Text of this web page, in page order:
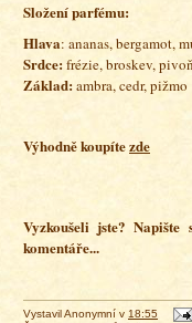
Složení parfému:
Hlava: ananas, bergamot,
Srdce: frézie, broskev,
Základ:ambra, cedr, pižmo
Výhodně koupítezde
Vyzkoušeli jste?
komentáře...
VystavilAnonymní v 18:55